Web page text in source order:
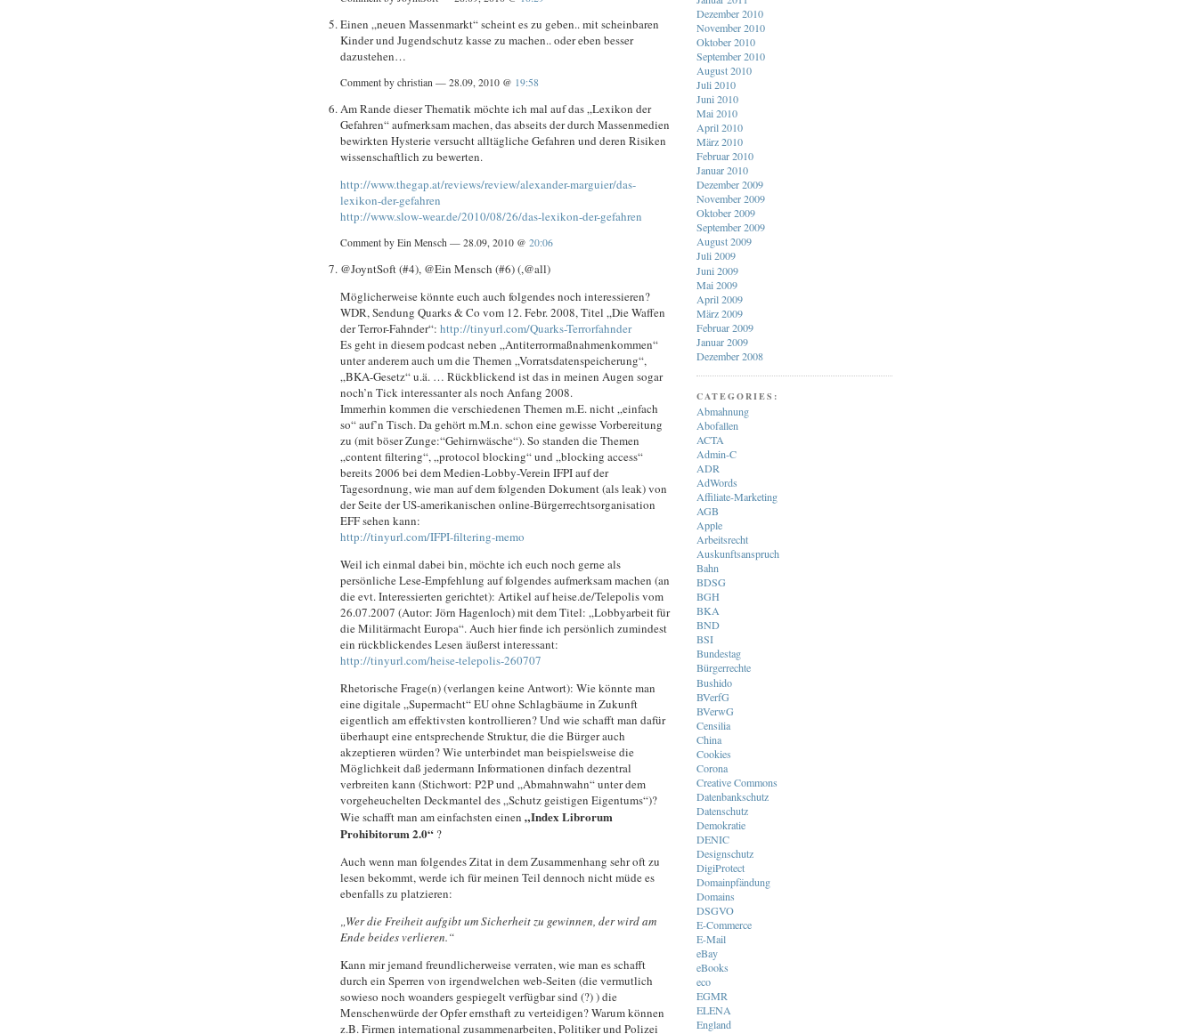
Einen „neuen Massenmarkt“ scheint es zu geben.. mit scheinbaren
Kinder und Jugendschutz kasse zu machen.. oder eben besser
dazustehen…
Comment by christian — 28.09, 2010 @ 19:58
Am Rande dieser Thematik möchte ich mal auf das „Lexikon der
Gefahren“ aufmerksam machen, das abseits der durch Massenmedien
bewirkten Hysterie versucht alltägliche Gefahren und deren Risiken
wissenschaftlich zu bewerten.
http://www.thegap.at/reviews/review/alexander-marguier/das-
lexikon-der-gefahren
http://www.slow-wear.de/2010/08/26/das-lexikon-der-gefahren
Comment by Ein Mensch — 28.09, 2010 @ 20:06
@JoyntSoft (#4), @Ein Mensch (#6) (,@all)
Möglicherweise könnte euch auch folgendes noch interessieren?
WDR, Sendung Quarks & Co vom 12. Febr. 2008, Titel „Die Waffen
der Terror-Fahnder“: http://tinyurl.com/Quarks-Terrorfahnder
Es geht in diesem podcast neben „Antiterrormaßnahmenkommen“
unter anderem auch um die Themen „Vorratsdatenspeicherung“,
„BKA-Gesetz“ u.ä. … Rückblickend ist das in meinen Augen sogar
noch’n Tick interessanter als noch Anfang 2008.
Immerhin kommen die verschiedenen Themen m.E. nicht „einfach
so“ auf’n Tisch. Da gehört m.M.n. schon eine gewisse Vorbereitung
zu (mit böser Zunge:“Gehirnwäsche“). So standen die Themen
„content filtering“, „protocol blocking“ und „blocking access“
bereits 2006 bei dem Medien-Lobby-Verein IFPI auf der
Tagesordnung, wie man auf dem folgenden Dokument (als leak) von
der Seite der US-amerikanischen online-Bürgerrechtsorganisation
EFF sehen kann:
http://tinyurl.com/IFPI-filtering-memo
Weil ich einmal dabei bin, möchte ich euch noch gerne als
persönliche Lese-Empfehlung auf folgendes aufmerksam machen (an
die evt. Interessierten gerichtet): Artikel auf heise.de/Telepolis vom
26.07.2007 (Autor: Jörn Hagenloch) mit dem Titel: „Lobbyarbeit für
die Militärmacht Europa“. Auch hier finde ich persönlich zumindest
ein rückblickendes Lesen äußerst interessant:
http://tinyurl.com/heise-telepolis-260707
Rhetorische Frage(n) (verlangen keine Antwort): Wie könnte man
eine digitale „Supermacht“ EU ohne Schlagbäume in Zukunft
eigentlich am effektivsten kontrollieren? Und wie schafft man dafür
überhaupt eine entsprechende Struktur, die die Bürger auch
akzeptieren würden? Wie unterbindet man beispielsweise die
Möglichkeit daß jedermann Informationen dinfach dezentral
verbreiten kann (Stichwort: P2P und „Abmahnwahn“ unter dem
vorgeheuchelten Deckmantel des „Schutz geistigen Eigentums“)?
Wie schafft man am einfachsten einen „Index Librorum
Prohibitorum 2.0“ ?
Auch wenn man folgendes Zitat in dem Zusammenhang sehr oft zu
lesen bekommt, werde ich für meinen Teil dennoch nicht müde es
ebenfalls zu platzieren:
„Wer die Freiheit aufgibt um Sicherheit zu gewinnen, der wird am
Ende beides verlieren.“
Kann mir jemand freundlicherweise verraten, wie man es schafft
durch ein Sperren von irgendwelchen web-Seiten (die vermutlich
sowieso noch woanders gespiegelt verfügbar sind (?) ) die
Menschenwürde der Opfer ernsthaft zu verteidigen? Warum können
z.B. Firmen international zusammenarbeiten, Politiker und Polizei
Dezember 2010
November 2010
Oktober 2010
September 2010
August 2010
Juli 2010
Juni 2010
Mai 2010
April 2010
März 2010
Februar 2010
Januar 2010
Dezember 2009
November 2009
Oktober 2009
September 2009
August 2009
Juli 2009
Juni 2009
Mai 2009
April 2009
März 2009
Februar 2009
Januar 2009
Dezember 2008
CATEGORIES:
Abmahnung
Abofallen
ACTA
Admin-C
ADR
AdWords
Affiliate-Marketing
AGB
Apple
Arbeitsrecht
Auskunftsanspruch
Bahn
BDSG
BGH
BKA
BND
BSI
Bundestag
Bürgerrechte
Bushido
BVerfG
BVerwG
Censilia
China
Cookies
Corona
Creative Commons
Datenbankschutz
Datenschutz
Demokratie
DENIC
Designschutz
DigiProtect
Domainpfändung
Domains
DSGVO
E-Commerce
E-Mail
eBay
eBooks
eco
EGMR
ELENA
England